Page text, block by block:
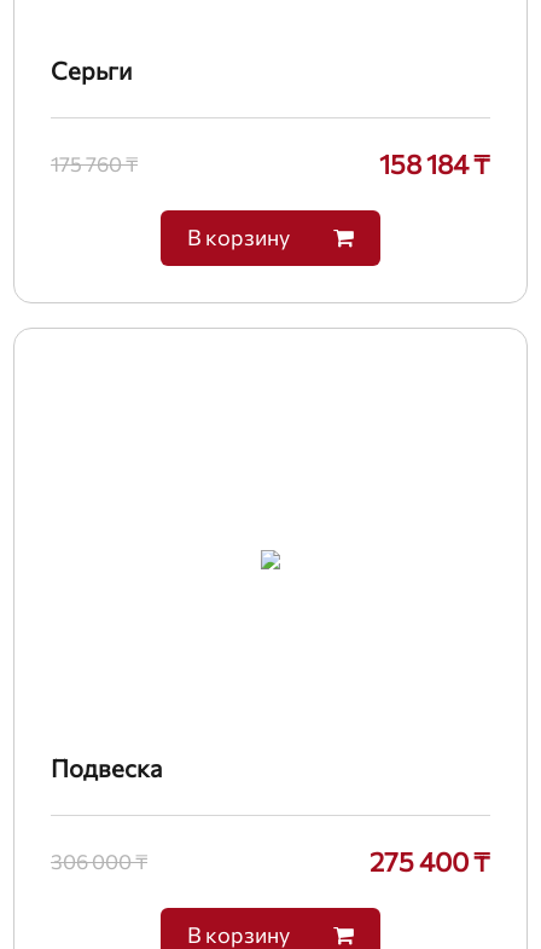
Серьги
175 760 ₸ 158 184 ₸
В корзину
Подвеска
306 000 ₸ 275 400 ₸
В корзину